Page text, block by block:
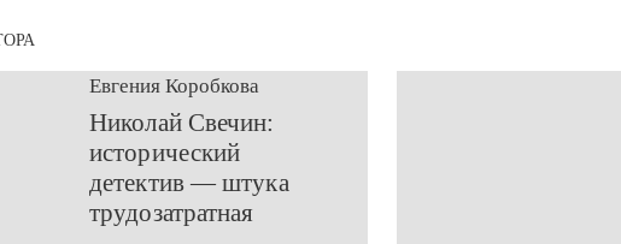
Евгения Коробкова
Николай Свечин:
исторический
детектив — штука
трудозатратная